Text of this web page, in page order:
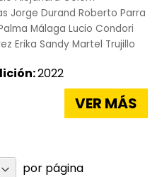
Jorge Durand Roberto Parra
Málaga Lucio Condori
Erika Sandy Martel Trujillo
2022
VER MÁS
por página